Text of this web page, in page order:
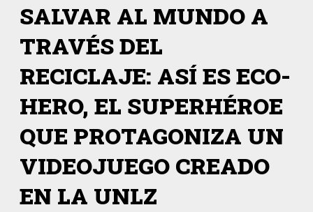
SALVAR AL MUNDO A
TRAVÉS DEL
RECICLAJE: ASÍ ES ECO-
HERO, EL SUPERHÉROE
QUE PROTAGONIZA UN
VIDEOJUEGO CREADO
EN LA UNLZ